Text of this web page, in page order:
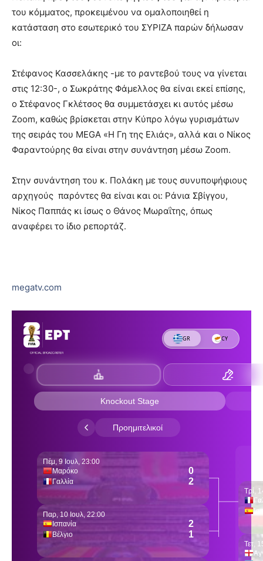
του κόμματος, προκειμένου να ομαλοποιηθεί η
κατάσταση στο εσωτερικό του ΣΥΡΙΖΑ παρών δήλωσαν
οι:
Στέφανος Κασσελάκης -με το ραντεβού τους να γίνεται
στις 12:30-, ο Σωκράτης Φάμελλος θα είναι εκεί επίσης,
ο Στέφανος Γκλέτσος θα συμμετάσχει κι αυτός μέσω
Ζoom, καθώς βρίσκεται στην Κύπρο λόγω γυρισμάτων
της σειράς του MEGA «Η Γη της Ελιάς», αλλά και ο Νίκος
Φαραντούρης θα είναι στην συνάντηση μέσω Ζoom.
Στην συνάντηση του κ. Πολάκη με τους συνυποψήφιους
αρχηγούς παρόντες θα είναι και οι: Ράνια Σβίγγου,
Νίκος Παππάς κι ίσως ο Θάνος Μωραΐτης, όπως
αναφέρει το ίδιο ρεπορτάζ.
megatv.com